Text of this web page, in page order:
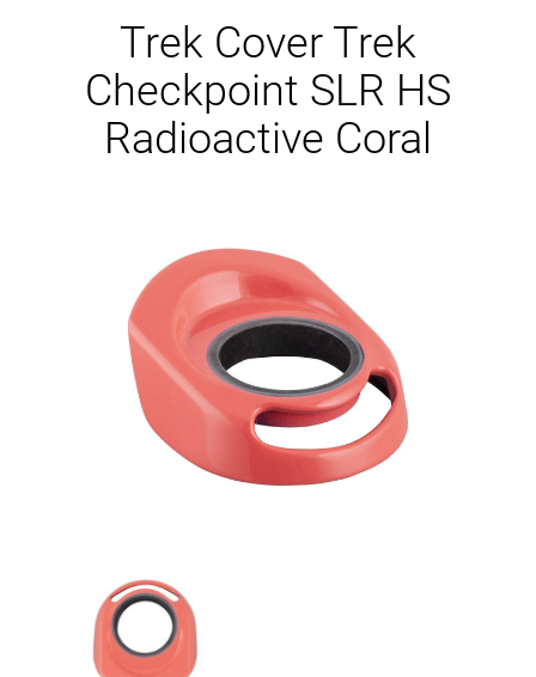
Trek Cover Trek
Checkpoint SLR HS
Radioactive Coral